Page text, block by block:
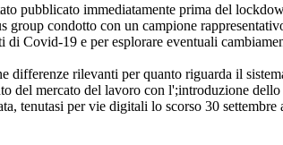
pubblicato immediatamente prima del
group condotto con un campione
Covid-19 e per esplorare eventuali
differenze rilevanti per quanto riguarda il
del mercato del lavoro con l';introduzione
tenutasi per vie digitali lo scorso 30 settembre